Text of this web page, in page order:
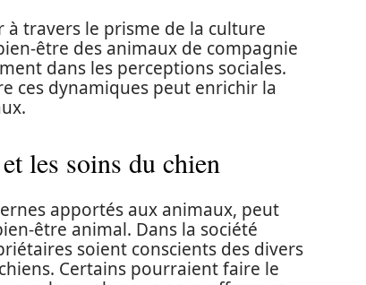
à travers le prisme de la culture
être des animaux de compagnie
dans les perceptions sociales.
ces dynamiques peut enrichir la
les soins du chien
apportés aux animaux, peut
être animal. Dans la société
soient conscients des divers
Certains pourraient faire le